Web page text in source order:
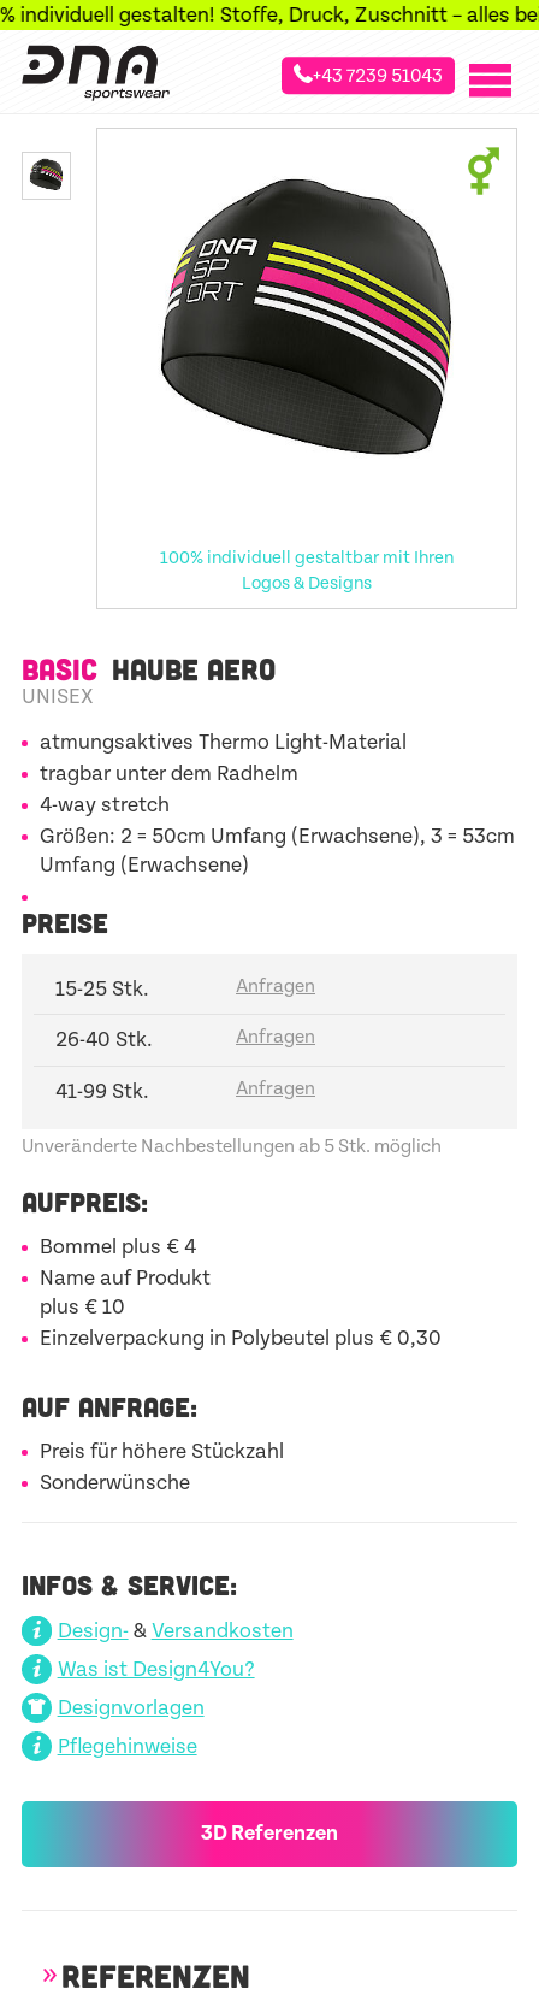
gestalten! Stoffe, Druck, Zuschnitt – alles bei
+43 7239 51043
»
100% individuell gestaltbar mit Ihren
Logos & Designs
BASIC HAUBE AERO
UNISEX
atmungsaktives Thermo Light-Material
tragbar unter dem Radhelm
4-way stretch
Größen: 2 = 50cm Umfang (Erwachsene), 3 = 53cm
Umfang (Erwachsene)
PREISE
15-25 Stk.
26-40 Stk.
41-99 Stk.
Unveränderte Nachbestellungen ab 5 Stk. möglich
AUFPREIS:
Bommel plus € 4
Name auf Produkt
plus € 10
Einzelverpackung in Polybeutel plus € 0,30
AUF ANFRAGE:
Preis für höhere Stückzahl
Sonderwünsche
INFOS & SERVICE:
Design-& Versandkosten
Was ist Design4You?
Designvorlagen
Pflegehinweise
3D Referenzen
REFERENZEN